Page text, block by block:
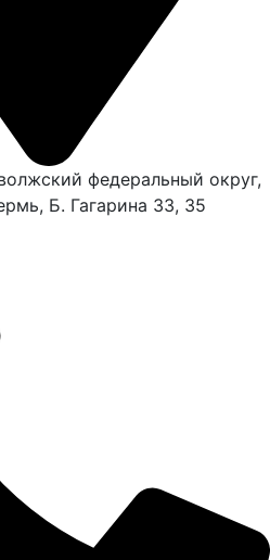
федеральный округ,
Б. Гагарина 33, 35